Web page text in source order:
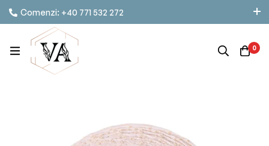
Comenzi: +40 771 532 272
Informații: +40 740 761 775
contact@vestambalaje.ro
Luni - Vineri: 06:00 - 16:00
Sâmbătă: 06:00 - 13:00
0